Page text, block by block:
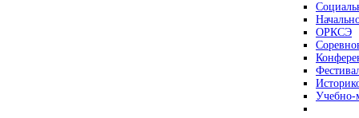
ОРКСЭ
Учебно-